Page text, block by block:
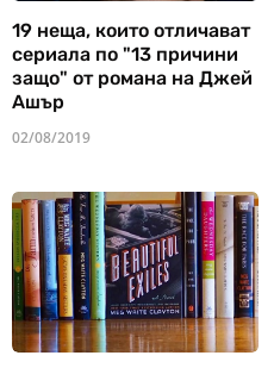
19 неща, които отличават
сериала по "13 причини
защо" от романа на Джей
Ашър
02/08/2019